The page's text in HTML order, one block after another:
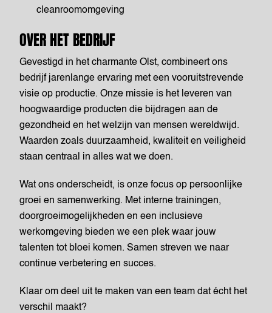
cleanroomomgeving
OVER HET BEDRIJF
Gevestigd in het charmante Olst, combineert ons
bedrijf jarenlange ervaring met een vooruitstrevende
visie op productie. Onze missie is het leveren van
hoogwaardige producten die bijdragen aan de
gezondheid en het welzijn van mensen wereldwijd.
Waarden zoals duurzaamheid, kwaliteit en veiligheid
staan centraal in alles wat we doen.
Wat ons onderscheidt, is onze focus op persoonlijke
groei en samenwerking. Met interne trainingen,
doorgroeimogelijkheden en een inclusieve
werkomgeving bieden we een plek waar jouw
talenten tot bloei komen. Samen streven we naar
continue verbetering en succes.
Klaar om deel uit te maken van een team dat écht het
verschil maakt?